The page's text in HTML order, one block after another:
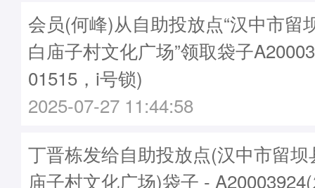
会员(何峰)从自助投放点“汉中市留
白庙子村文化广场”领取袋子
01515，i号锁)
2025-07-27 11:44:58
丁晋栋发给自助投放点(汉中市留
庙子村文化广场)袋子 -